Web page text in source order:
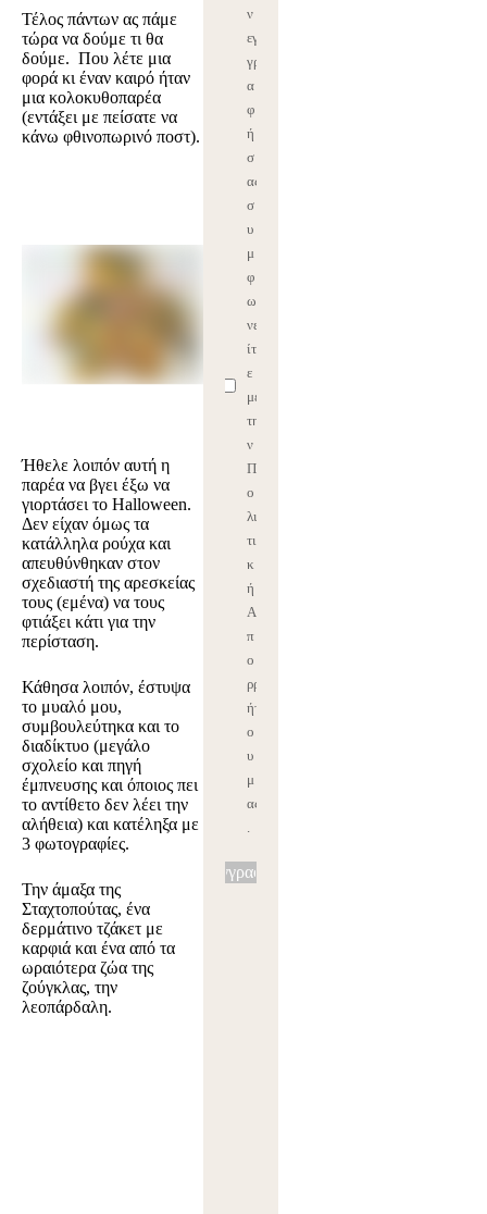
Τέλος πάντων ας πάμε
τώρα να δούμε τι θα
δούμε. Που λέτε μια
φορά κι έναν καιρό ήταν
μια κολοκυθοπαρέα
(εντάξει με πείσατε να
κάνω φθινοπωρινό ποστ).
Ήθελε λοιπόν αυτή η
παρέα να βγει έξω να
γιορτάσει το Halloween.
Δεν είχαν όμως τα
κατάλληλα ρούχα και
απευθύνθηκαν στον
σχεδιαστή της αρεσκείας
τους (εμένα) να τους
φτιάξει κάτι για την
περίσταση.
Κάθησα λοιπόν, έστυψα
το μυαλό μου,
συμβουλεύτηκα και το
διαδίκτυο (μεγάλο
σχολείο και πηγή
έμπνευσης και όποιος πει
το αντίθετο δεν λέει την
αλήθεια) και κατέληξα με
3 φωτογραφίες.
Την άμαξα της
Σταχτοπούτας, ένα
δερμάτινο τζάκετ με
καρφιά και ένα από τα
ωραιότερα ζώα της
ζούγκλας, την
λεοπάρδαλη.
Εγγραφή
ν
εγ
γρ
α
φ
ή
σ
ας
σ
υ
μ
φ
ω
νε
ίτ
ε
με
τη
ν
Π
ο
λι
τι
κ
ή
Α
π
ο
ρρ
ήτ
ο
υ
μ
ας
.